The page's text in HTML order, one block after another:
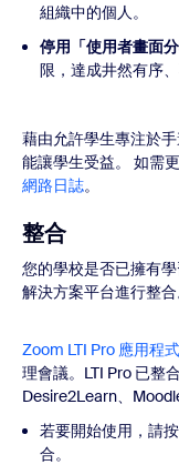
組織中的個人。
停用「使用者畫面分
限，達成井然有序
藉由允許學生專注於
能讓學生受益。 如需
網路日誌。
整合
您的學校是否已擁有
解決方案平台進行整合
Zoom LTI Pro 應用程式
理會議。LTI Pro 已整
Desire2Learn、
若要開始使用，請
合。